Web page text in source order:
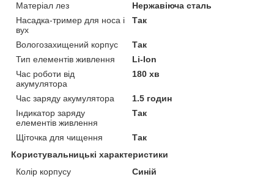
Матеріал лез
Нержавіюча сталь
Насадка-тример для носа і
вух
Так
Вологозахищений корпус
Так
Тип елементів живлення
Li-Ion
Час роботи від
акумулятора
180 хв
Час заряду акумулятора
1.5 годин
Індикатор заряду
елементів живлення
Так
Щіточка для чищення
Так
Користувальницькі характеристики
Колір корпусу
Синій